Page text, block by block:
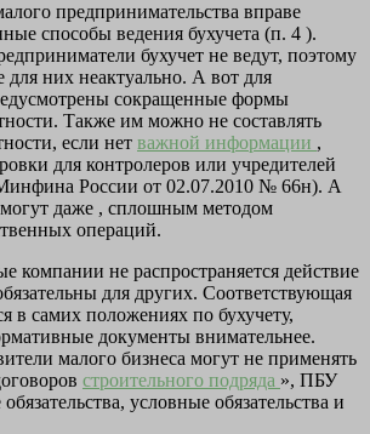
предпринимательства вправе
способы ведения бухучета (п. 4 ).
бухучет не ведут, поэтому
для них неактуально. А вот для
сокращенные формы
Также им можно не составлять
если нет важной информации ,
для контролеров или учредителей
России от 02.07.2010 № 66н). А
могут даже , сплошным методом
операций.
компании не распространяется действие
для других. Соответствующая
в самих положениях по бухучету,
документы внимательнее.
малого бизнеса могут не применять
строительного подряда », ПБУ
условные обязательства и